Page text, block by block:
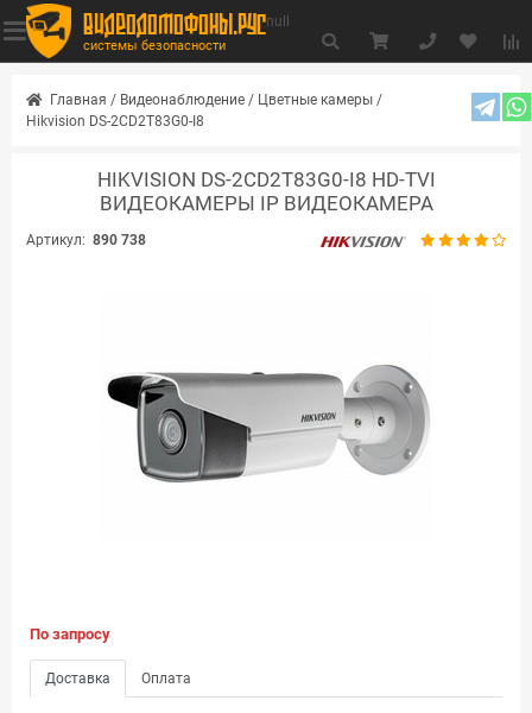
видеодомофоны.рус
системы безопасности
null
Главная / Видеонаблюдение / Цветные камеры /
Hikvision DS-2CD2T83G0-I8
HIKVISION DS-2CD2T83G0-I8 HD-TVI
ВИДЕОКАМЕРЫ IP ВИДЕОКАМЕРА
Артикул: 890 738
По запросу
Доставка Оплата